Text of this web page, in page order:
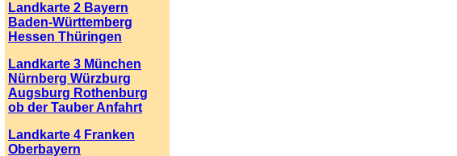
Landkarte 2 Bayern
Baden-Württemberg
Hessen Thüringen
Landkarte 3 München
Nürnberg Würzburg
Augsburg Rothenburg
ob der Tauber Anfahrt
Landkarte 4 Franken
Oberbayern